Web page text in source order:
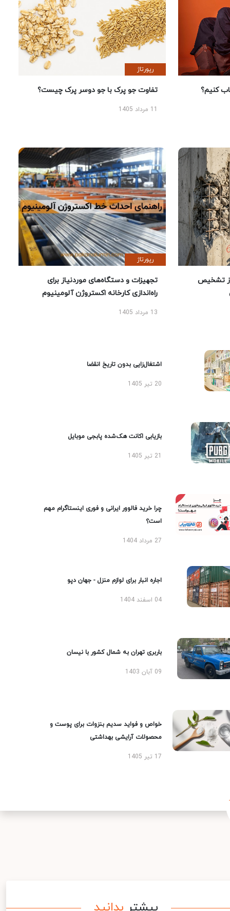
کنیم؟
رپورتاژ
تفاوت جو پرک با جو دوسر پرک چیست؟
تشخیص
رپورتاژ
تجهیزات و دستگاه‌های موردنیاز برای
راه‌اندازی کارخانه اکستروژن آلومینیوم
13 مرداد 1405
اشتغال‌زایی بدون تاریخ انقضا
20 تیر 1405
بازیابی اکانت هک‌شده پابجی موبایل
چرا خرید فالوور ایرانی و فوری اینستاگرام مهم
است؟
27 مرداد 1404
اجاره انبار برای لوازم منزل - جهان دپو
04 اسفند 1404
باربری تهران به شمال کشور با نیسان
09 آبان 1403
خواص و فواید سدیم بنزوات برای پوست و
محصولات آرایشی بهداشتی
17 تیر 1405